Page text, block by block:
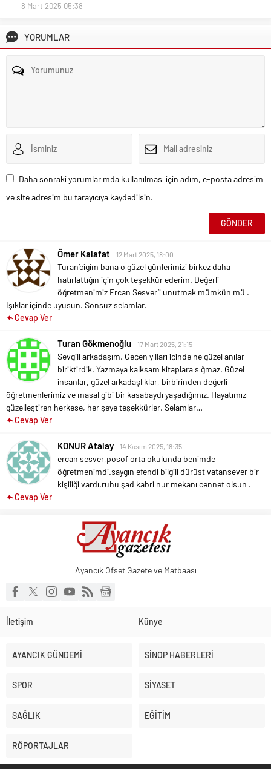
8 Mart 2025 05:38
YORUMLAR
Daha sonraki yorumlarımda kullanılması için adım, e-posta adresim
ve site adresim bu tarayıcıya kaydedilsin.
Ömer Kalafat 12 Mart 2025, 18:00
Turan’cigim bana o güzel günlerimizi birkez daha
hatırlattığın için çok teşekkür ederim. Değerli
öğretmenimiz Ercan Sesver’i unutmak mümkün mü .
Işıklar içinde uyusun. Sonsuz selamlar.
Cevap Ver
Turan Gökmenoğlu 17 Mart 2025, 21:15
Sevgili arkadaşım. Geçen yılları içinde ne güzel anılar
biriktirdik. Yazmaya kalksam kitaplara sığmaz. Güzel
insanlar, güzel arkadaşlıklar, birbirinden değerli
öğretmenlerimiz ve masal gibi bir kasabaydı yaşadığımız. Hayatımızı
güzelleştiren herkese, her şeye teşekkürler. Selamlar…
Cevap Ver
KONUR Atalay 14 Kasım 2025, 18:35
ercan sesver,posof orta okulunda benimde
öğretmenimdi.saygın efendi bilgili dürüst vatansever bir
kişiliği vardı.ruhu şad kabri nur mekanı cennet olsun .
Cevap Ver
Ayancık Ofset Gazete ve Matbaası
İletişim Künye
AYANCIK GÜNDEMİ SİNOP HABERLERİ
SPOR SİYASET
SAĞLIK EĞİTİM
RÖPORTAJLAR